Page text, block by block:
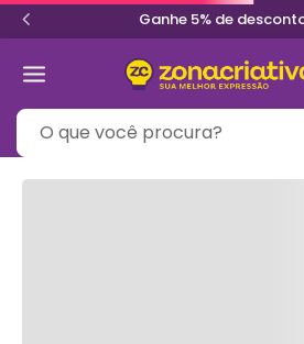
Ganhe 5% de
O que você procura?